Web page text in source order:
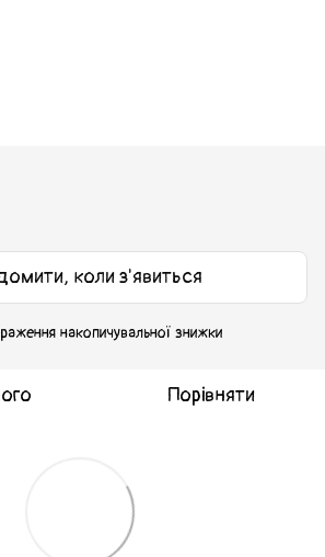
коли з'явиться
накопичувальної знижки
Порівняти